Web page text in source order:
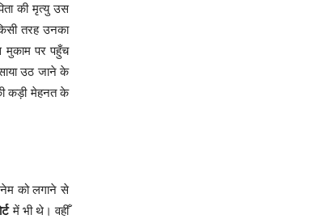
की मृत्यु उस
तरह उनका
मुकाम पर पहुँच
उठ जाने के
कड़ी मेहनत के
को लगाने से
में भी थे। वहीँ